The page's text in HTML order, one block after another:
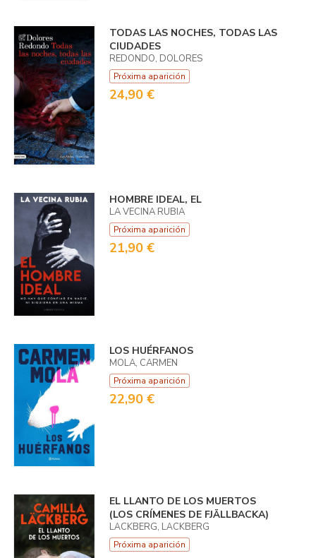
TODAS LAS NOCHES, TODAS LAS
CIUDADES
REDONDO, DOLORES
Próxima aparición
24,90 €
HOMBRE IDEAL, EL
LA VECINA RUBIA
Próxima aparición
21,90 €
LOS HUÉRFANOS
MOLA, CARMEN
Próxima aparición
22,90 €
EL LLANTO DE LOS MUERTOS
(LOS CRÍMENES DE FJÄLLBACKA)
LÄCKBERG, LÄCKBERG
Próxima aparición